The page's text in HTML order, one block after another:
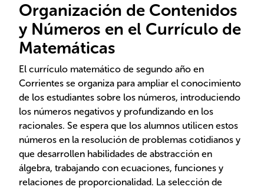
Organización de Contenidos
y Números en el Currículo de
Matemáticas
El currículo matemático de segundo año en
Corrientes se organiza para ampliar el conocimiento
de los estudiantes sobre los números, introduciendo
los números negativos y profundizando en los
racionales. Se espera que los alumnos utilicen estos
números en la resolución de problemas cotidianos y
que desarrollen habilidades de abstracción en
álgebra, trabajando con ecuaciones, funciones y
relaciones de proporcionalidad. La selección de